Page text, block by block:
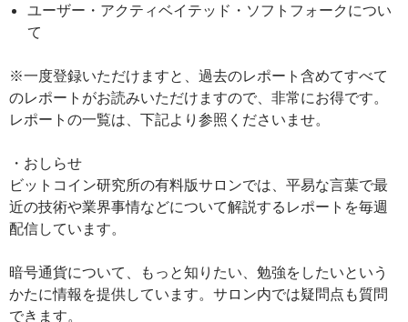
ユーザー・アクティベイテッド・ソフトフォークについ
て
※一度登録いただけますと、過去のレポート含めてすべて
のレポートがお読みいただけますので、非常にお得です。
レポートの一覧は、下記より参照くださいませ。
・おしらせ
ビットコイン研究所の有料版サロンでは、平易な言葉で最
近の技術や業界事情などについて解説するレポートを毎週
配信しています。
暗号通貨について、もっと知りたい、勉強をしたいという
かたに情報を提供しています。サロン内では疑問点も質問
できます。